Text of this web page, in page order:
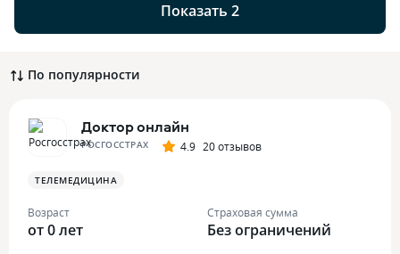
Показать 2
По популярности
Доктор онлайн
РОСГОССТРАХ 4.9 20 отзывов
ТЕЛЕМЕДИЦИНА
Возраст
от 0 лет
Страховая сумма
Без ограничений